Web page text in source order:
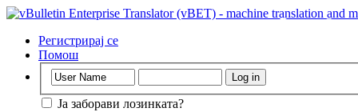
Важно: Оваа
Регистрирај се
Помош
Ја заборави лозинката?